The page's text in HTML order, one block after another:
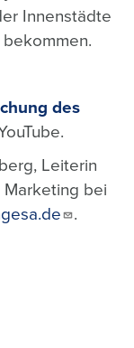
Innenstädte
des
Leiterin
bei
.